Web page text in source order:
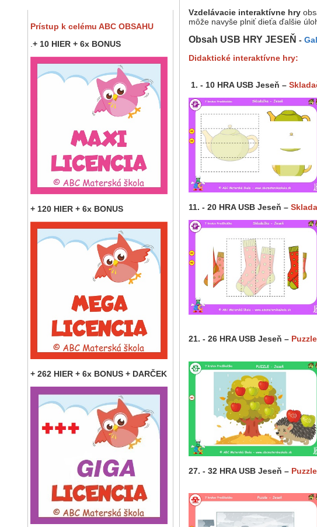
Prístup k celému ABC OBSAHU
+ 10 HIER + 6x BONUS
+ 120 HIER + 6x BONUS
+ 262 HIER + 6x BONUS + DARČEK
Vzdelávacie interaktívne hry
môže navyše plniť dieťa ďalšie
Obsah USB HRY JESEŇ -
Didaktické interaktívne hry:
1. - 10 HRA USB Jeseň –
11. - 20 HRA USB Jeseň –
21. - 26 HRA USB Jeseň –
27. - 32 HRA USB Jeseň –